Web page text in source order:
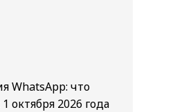
WhatsApp: что
октября 2026 года